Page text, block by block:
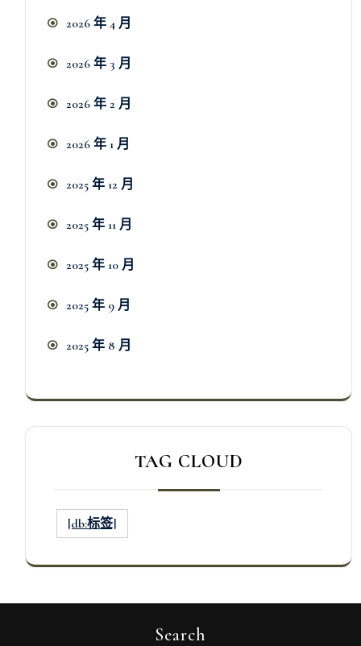
2026 年 4 月
2026 年 3 月
2026 年 2 月
2026 年 1 月
2025 年 12 月
2025 年 11 月
2025 年 10 月
2025 年 9 月
2025 年 8 月
TAG CLOUD
[db:标签]
Search